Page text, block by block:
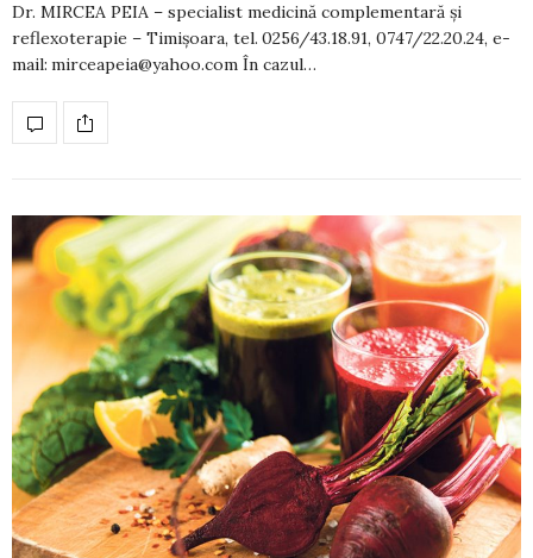
Dr. MIRCEA PEIA – specialist medicină complementară și
reflexoterapie – Timișoara, tel. 0256/43.18.91, 0747/22.20.24, e-
mail: mirceapeia@yahoo.com În cazul…